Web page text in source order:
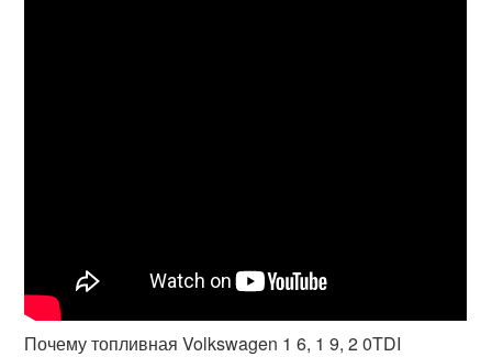
Почему топливная Volkswagen 1 6, 1 9, 2 0TDI